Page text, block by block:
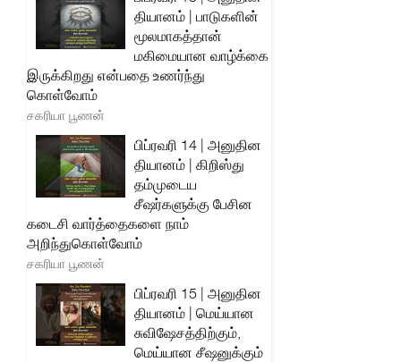
தியானம் | பாடுகளின்
மூலமாகத்தான்
மகிமையான வாழ்க்கை
இருக்கிறது என்பதை உணர்ந்து
கொள்வோம்
சகரியா பூணன்
பிப்ரவரி 14 | அனுதின
தியானம் | கிறிஸ்து
தம்முடைய
சீஷர்களுக்கு பேசின
கடைசி வார்த்தைகளை நாம்
அறிந்துகொள்வோம்
சகரியா பூணன்
பிப்ரவரி 15 | அனுதின
தியானம் | மெய்யான
சுவிஷேசத்திற்கும்,
மெய்யான சீஷனுக்கும்